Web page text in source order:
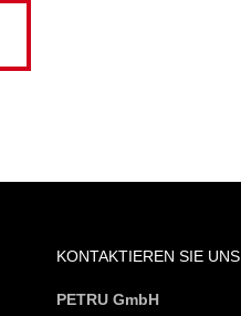
KONTAKTIEREN SIE UNS
PETRU GmbH